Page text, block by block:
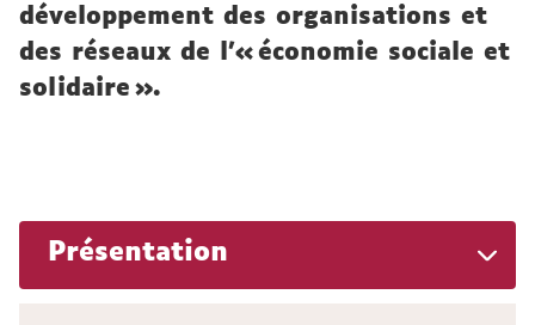
développement des organisations et
des réseaux de l’« économie sociale et
solidaire ».
Présentation